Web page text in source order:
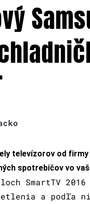
televízorov od
spotrebičov vo
SmartTV
a podľa